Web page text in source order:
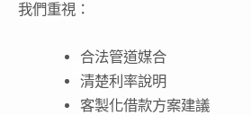
我們重視：
合法管道媒合
清楚利率說明
客製化借款方案建議